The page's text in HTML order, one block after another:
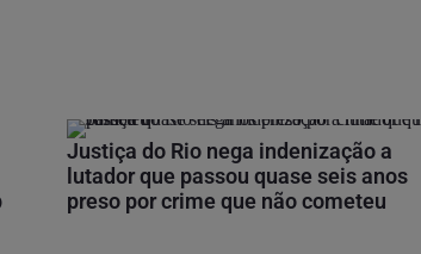
Justiça do Rio nega indenização a
lutador que passou quase seis anos
preso por crime que não cometeu